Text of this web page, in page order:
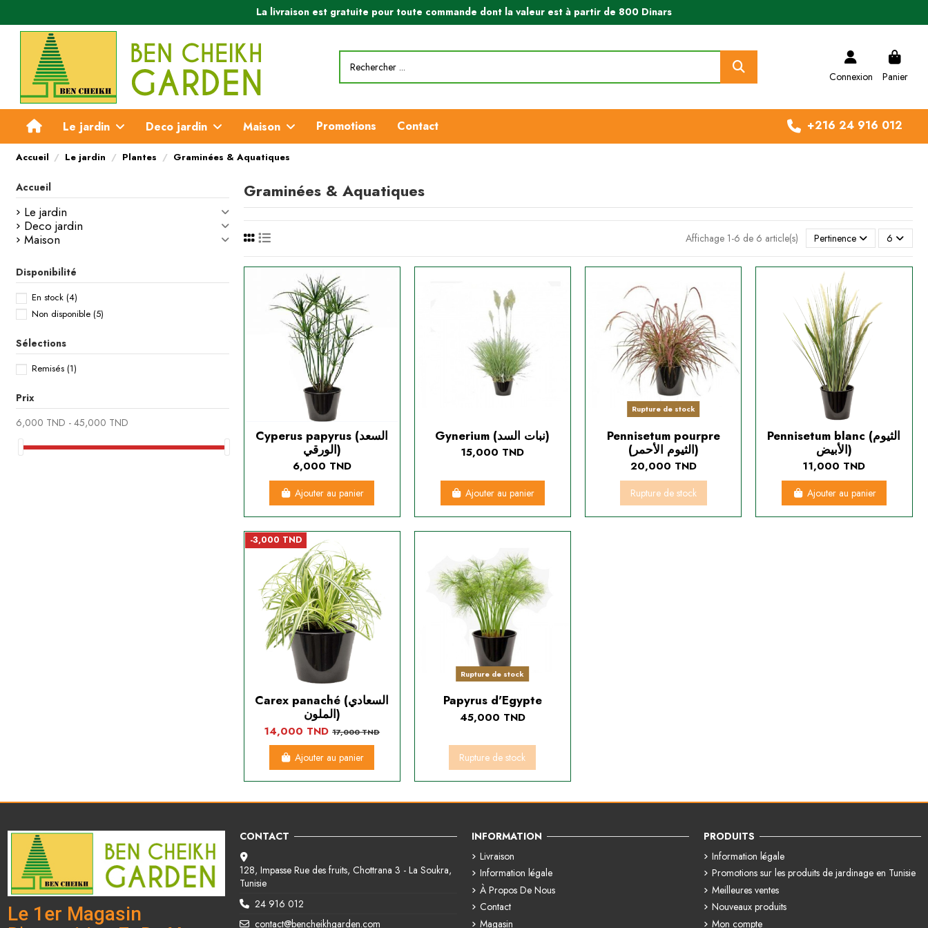
La livraison est gratuite pour toute commande dont la valeur est à partir de 800 Dinars
Connexion Panier
Le jardin Deco jardin Maison Promotions Contact +216 24 916 012
Accueil Le jardin Plantes Graminées & Aquatiques
Graminées & Aquatiques
Affichage 1-6 de 6 article(s) Pertinence 6
Cyperus papyrus (السعد
الورقي)
6,000 TND
Ajouter au panier
Gynerium (نبات السد)
15,000 TND
Ajouter au panier
Rupture de stock
Pennisetum pourpre
(الثيوم الأحمر)
20,000 TND
Rupture de stock
Pennisetum blanc (الثيوم
الأبيض)
11,000 TND
Ajouter au panier
-3,000 TND
Carex panaché (السعادي
الملون)
14,000 TND17,000 TND
Ajouter au panier
Rupture de stock
Papyrus d'Egypte
45,000 TND
Rupture de stock
Accueil
Le jardin
Deco jardin
Maison
Disponibilité
En stock (4)
Non disponible (5)
Sélections
Remisés (1)
Prix
6,000 TND - 45,000 TND
Le 1er Magasin
CONTACT
128, Impasse Rue des fruits, Chottrana 3 - La Soukra,
Tunisie
24 916 012
contact@bencheikhgarden.com
INFORMATION
Livraison
Information légale
À Propos De Nous
Contact
Magasin
PRODUITS
Information légale
Promotions sur les produits de jardinage en Tunisie
Meilleures ventes
Nouveaux produits
Mon compte